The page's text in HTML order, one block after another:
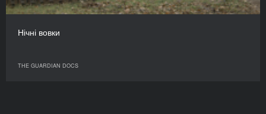
Нічні вовки
THE GUARDIAN DOCS